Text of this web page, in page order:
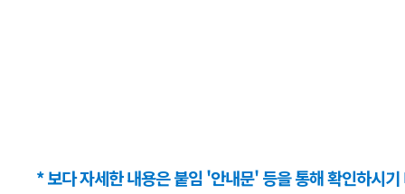
* 보다 자세한 내용은 붙임 '안내문' 등을 통해 확인하시